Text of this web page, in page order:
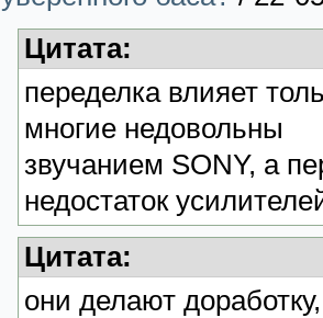
Цитата:
переделка влияет
многие недовольны
звучанием SONY, а
недостаток
Цитата:
они делают доработку,